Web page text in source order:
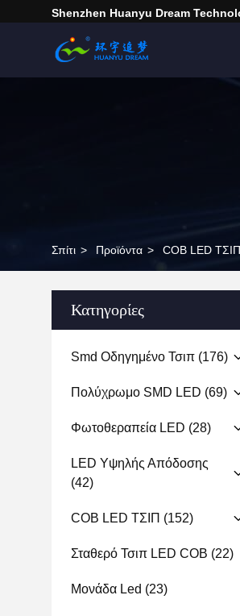
Shenzhen Huanyu Dream
Σπίτι > Προϊόντα > COB LED ΤΣΙΠ
Κατηγορίες
Smd Οδηγημένο Τσιπ (176)
Πολύχρωμο SMD LED (69)
Φωτοθεραπεία LED (28)
LED Υψηλής Απόδοσης
(42)
COB LED ΤΣΙΠ (152)
Σταθερό Τσιπ LED COB (22)
Μονάδα Led (23)